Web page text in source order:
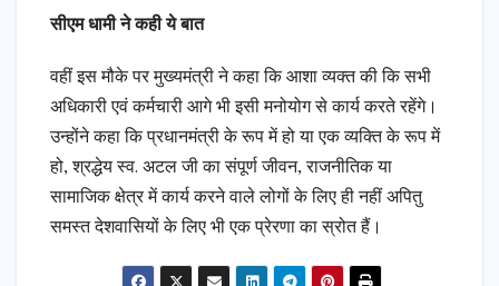
सीएम धामी ने कही ये बात
वहीं इस मौके पर मुख्यमंत्री ने कहा कि आशा व्यक्त की कि सभी
अधिकारी एवं कर्मचारी आगे भी इसी मनोयोग से कार्य करते रहेंगे।
उन्होंने कहा कि प्रधानमंत्री के रूप में हो या एक व्यक्ति के रूप में
हो, श्रद्धेय स्व. अटल जी का संपूर्ण जीवन, राजनीतिक या
सामाजिक क्षेत्र में कार्य करने वाले लोगों के लिए ही नहीं अपितु
समस्त देशवासियों के लिए भी एक प्रेरणा का स्रोत हैं।